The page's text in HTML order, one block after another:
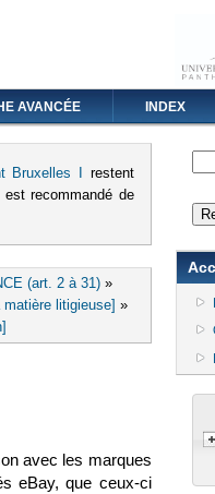
AVANCÉE INDEX
Bruxelles I
restent
recommandé de
(art. 2 à 31) »
litigieuse] »
avec les marques
eBay, que ceux-ci